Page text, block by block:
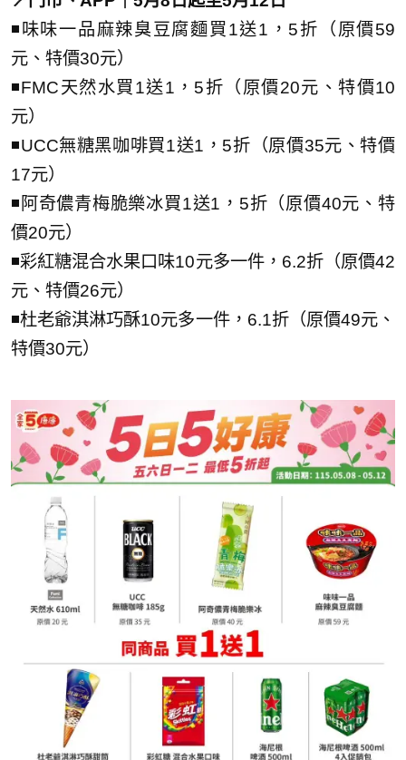
◾味味一品麻辣臭豆腐麵買1送1，5折（原價59
元、特價30元）
◾FMC天然水買1送1，5折（原價20元、特價10
元）
◾UCC無糖黑咖啡買1送1，5折（原價35元、特價
17元）
◾阿奇儂青梅脆樂冰買1送1，5折（原價40元、特
價20元）
◾彩紅糖混合水果口味10元多一件，6.2折（原價42
元、特價26元）
◾杜老爺淇淋巧酥10元多一件，6.1折（原價49元、
特價30元）